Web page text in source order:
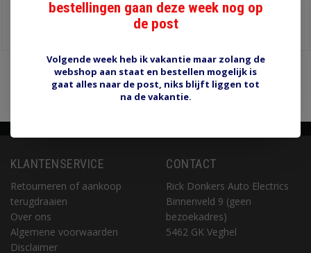
binnendiameter 25 mm,
krimpt naar 12 mm.
KLANTENSERVICE
Retourneren of aankoop
terugdraaien
Over ons
Algemene voorwaarden
Disclaimer
CONTACT
Rick Donkers Auto Electrics
Binnenveld 9 (geen
bezoekadres)
5462 GK Veghel
bestellingen gaan deze week nog op
de post
Volgende week heb ik vakantie maar zolang de
webshop aan staat en bestellen mogelijk is
gaat alles naar de post, niks blijft liggen tot
na de vakantie.